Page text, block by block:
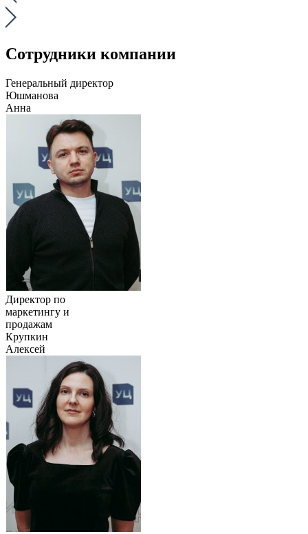
Сотрудники компании
Генеральный директор
Юшманова
Анна
Директор по
маркетингу и
продажам
Крупкин
Алексей